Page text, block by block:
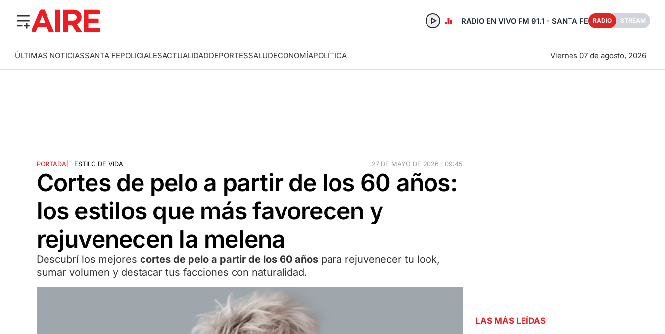
RADIO EN VIVO FM 91.1 - SANTA FE RADIO STREAM
ÚLTIMAS NOTICIASSANTA FEPOLICIALESACTUALIDADDEPORTESSALUDECONOMÍAPOLÍTICA Viernes 07 de agosto, 2026
PORTADA| ESTILO DE VIDA 27 DE MAYO DE 2026 · 09:45
Cortes de pelo a partir de los 60 años:
los estilos que más favorecen y
rejuvenecen la melena
Descubrí los mejores cortes de pelo a partir de los 60 añospara rejuvenecer tu look,
sumar volumen y destacar tus facciones con naturalidad.
LAS MÁS LEÍDAS